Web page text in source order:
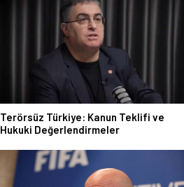
Terörsüz Türkiye: Kanun Teklifi ve
Hukuki Değerlendirmeler